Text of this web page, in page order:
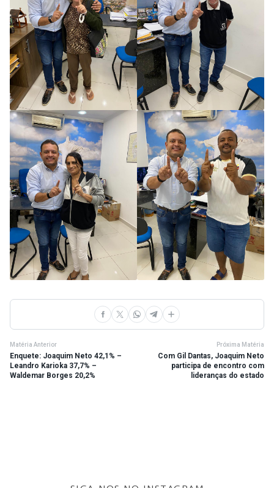
Matéria Anterior
Enquete: Joaquim Neto 42,1% –
Leandro Karioka 37,7% –
Waldemar Borges 20,2%
Próxima Matéria
Com Gil Dantas, Joaquim Neto
participa de encontro com
lideranças do estado